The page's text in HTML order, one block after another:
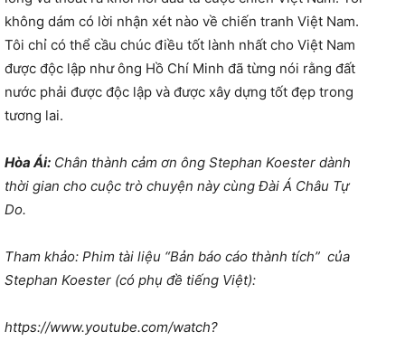
không dám có lời nhận xét nào về chiến tranh Việt Nam.
Tôi chỉ có thể cầu chúc điều tốt lành nhất cho Việt Nam
được độc lập như ông Hồ Chí Minh đã từng nói rằng đất
nước phải được độc lập và được xây dựng tốt đẹp trong
tương lai.
Hòa Ái: Chân thành cảm ơn ông Stephan Koester dành
thời gian cho cuộc trò chuyện này cùng Đài Á Châu Tự
Do.
Tham khảo: Phim tài liệu “Bản báo cáo thành tích” của
Stephan Koester (có phụ đề tiếng Việt):
https://www.youtube.com/watch?